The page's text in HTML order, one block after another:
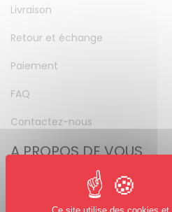
Livraison
Retour et échange
Paiement
FAQ
Contactez-nous
A PROPOS DE VOUS
Mot de passe perdu